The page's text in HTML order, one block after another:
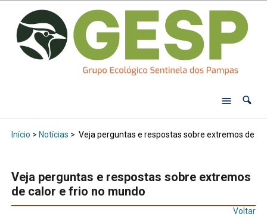
Início > Notícias > Veja perguntas e respostas sobre extremos de
Veja perguntas e respostas sobre extremos
de calor e frio no mundo
Voltar